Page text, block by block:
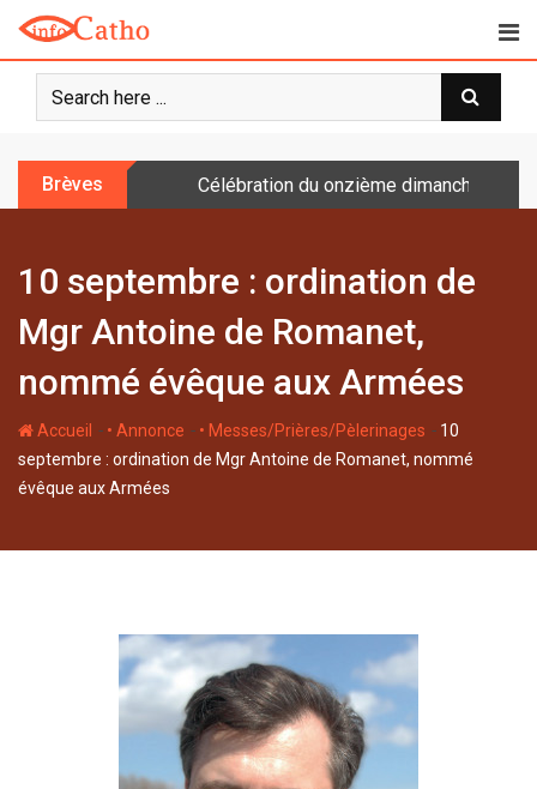
o
Brèves Célébration du onzième dimanche
10 septembre : ordination de
Mgr Antoine de Romanet,
nommé évêque aux Armées
Accueil - • Annonce - • Messes/Prières/Pèlerinages - 10
septembre : ordination de Mgr Antoine de Romanet, nommé
évêque aux Armées